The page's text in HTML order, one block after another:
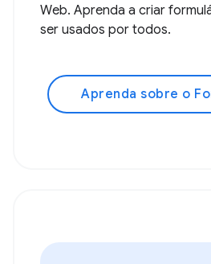
Web. Aprenda a criar
ser usados por todos.
Aprenda sobre o